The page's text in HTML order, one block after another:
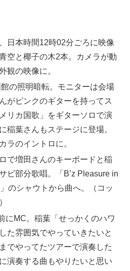
日本時間12時02分ごろに映像
空と椰子の木2本。カメラが動
観の映像に。
の照明暗転。モニターは会場
がピンクのギターを持ってス
リカ国歌」をギターソロで演
稲葉さんもステージに登場。
ラのイントロに。
で増田さんのキーボードと稲
ビ部分歌唱。「B’z Pleasure in
のシャウトから曲へ。（コッ
にMC。稲葉「せっかくのハワ
た雰囲気でやっていきたいと
でやってたツアーで演奏した
演奏する曲もやりたいと思い